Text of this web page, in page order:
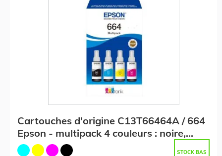
Cartouches d'origine C13T66464A / 664
Epson - multipack 4 couleurs : noire,
cyan, magenta, jaune
STOCK BAS